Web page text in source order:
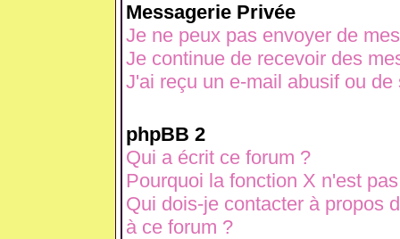
Messagerie Privée
Je ne peux pas envoyer de
Je continue de recevoir des
J'ai reçu un e-mail abusif ou
phpBB 2
Qui a écrit ce forum ?
Pourquoi la fonction X n'est
Qui dois-je contacter à propos
à ce forum ?